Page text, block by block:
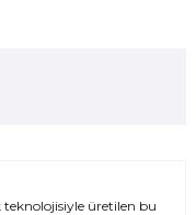
üretilen bu